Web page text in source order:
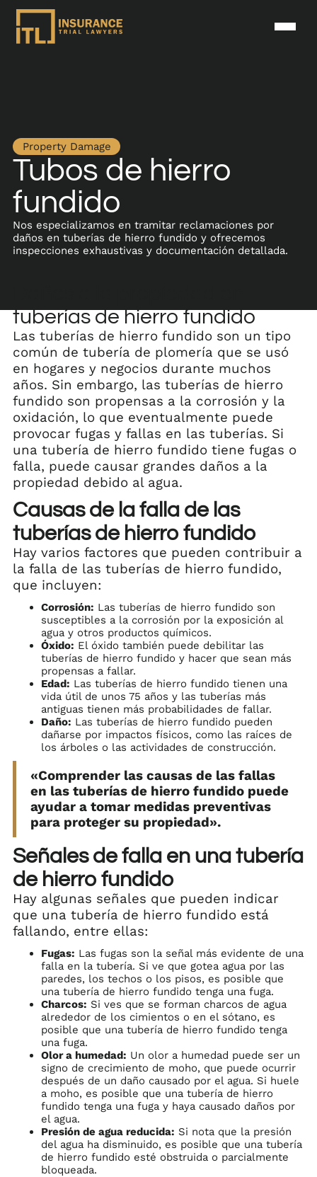
Property Damage
Tubos de hierro
fundido
Nos especializamos en tramitar reclamaciones por
daños en tuberías de hierro fundido y ofrecemos
inspecciones exhaustivas y documentación detallada.
tuberías de hierro fundido
Las tuberías de hierro fundido son un tipo
común de tubería de plomería que se usó
en hogares y negocios durante muchos
años. Sin embargo, las tuberías de hierro
fundido son propensas a la corrosión y la
oxidación, lo que eventualmente puede
provocar fugas y fallas en las tuberías. Si
una tubería de hierro fundido tiene fugas o
falla, puede causar grandes daños a la
propiedad debido al agua.
Causas de la falla de las
tuberías de hierro fundido
Hay varios factores que pueden contribuir a
la falla de las tuberías de hierro fundido,
que incluyen:
Corrosión: Las tuberías de hierro fundido son
susceptibles a la corrosión por la exposición al
agua y otros productos químicos.
Óxido: El óxido también puede debilitar las
tuberías de hierro fundido y hacer que sean más
propensas a fallar.
Edad: Las tuberías de hierro fundido tienen una
vida útil de unos 75 años y las tuberías más
antiguas tienen más probabilidades de fallar.
Daño: Las tuberías de hierro fundido pueden
dañarse por impactos físicos, como las raíces de
los árboles o las actividades de construcción.
«Comprender las causas de las fallas
en las tuberías de hierro fundido puede
ayudar a tomar medidas preventivas
para proteger su propiedad».
Señales de falla en una tubería
de hierro fundido
Hay algunas señales que pueden indicar
que una tubería de hierro fundido está
fallando, entre ellas:
Fugas: Las fugas son la señal más evidente de una
falla en la tubería. Si ve que gotea agua por las
paredes, los techos o los pisos, es posible que
una tubería de hierro fundido tenga una fuga.
Charcos: Si ves que se forman charcos de agua
alrededor de los cimientos o en el sótano, es
posible que una tubería de hierro fundido tenga
una fuga.
Olor a humedad: Un olor a humedad puede ser un
signo de crecimiento de moho, que puede ocurrir
después de un daño causado por el agua. Si huele
a moho, es posible que una tubería de hierro
fundido tenga una fuga y haya causado daños por
el agua.
Presión de agua reducida: Si nota que la presión
del agua ha disminuido, es posible que una tubería
de hierro fundido esté obstruida o parcialmente
bloqueada.